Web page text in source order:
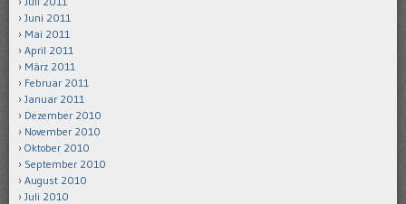
Juni 2011
Mai 2011
April 2011
März 2011
Februar 2011
Januar 2011
Dezember 2010
November 2010
Oktober 2010
September 2010
August 2010
Juli 2010